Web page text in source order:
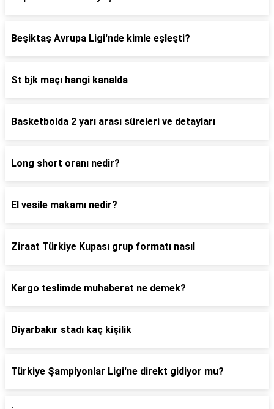
Beşiktaş Avrupa Ligi'nde kimle eşleşti?
St bjk maçı hangi kanalda
Basketbolda 2 yarı arası süreleri ve detayları
Long short oranı nedir?
El vesile makamı nedir?
Ziraat Türkiye Kupası grup formatı nasıl
Kargo teslimde muhaberat ne demek?
Diyarbakır stadı kaç kişilik
Türkiye Şampiyonlar Ligi'ne direkt gidiyor mu?